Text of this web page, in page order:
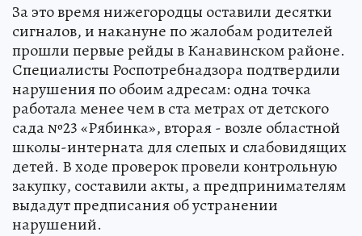
За это время нижегородцы оставили десятки
сигналов, и накануне по жалобам родителей
прошли первые рейды в Канавинском районе.
Специалисты Роспотребнадзора подтвердили
нарушения по обоим адресам: одна точка
работала менее чем в ста метрах от детского
сада №23 «Рябинка», вторая - возле областной
школы-интерната для слепых и слабовидящих
детей. В ходе проверок провели контрольную
закупку, составили акты, а предпринимателям
выдадут предписания об устранении
нарушений.